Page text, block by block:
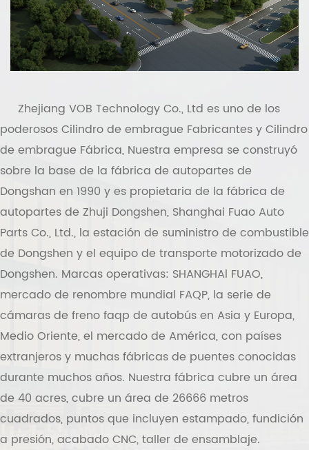
Zhejiang VOB Technology Co., Ltd es uno de los
poderososCilindro de embrague FabricantesyCilindro
de embrague Fábrica, Nuestra empresa se construyó
sobre la base de la fábrica de autopartes de
Dongshan en 1990 y es propietaria de la fábrica de
autopartes de Zhuji Dongshen, Shanghai Fuao Auto
Parts Co., Ltd., la estación de suministro de combustible
de Dongshen y el equipo de transporte motorizado de
Dongshen. Marcas operativas: SHANGHAl FUAO,
mercado de renombre mundial FAQP, la serie de
cámaras de freno faqp de autobús en Asia y Europa,
Medio Oriente, el mercado de América, con países
extranjeros y muchas fábricas de puentes conocidas
durante muchos años. Nuestra fábrica cubre un área
de 40 acres, cubre un área de 26666 metros
cuadrados, puntos que incluyen estampado, fundición
a presión, acabado CNC, taller de ensamblaje.